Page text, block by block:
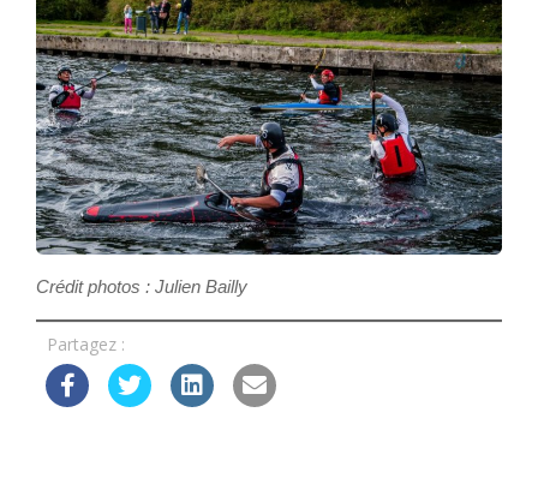
Crédit photos : Julien Bailly
Partagez :